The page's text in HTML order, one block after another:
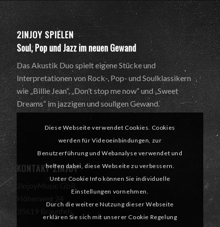
2INJOY SPIELEN
Soul, Pop und Jazz im neuen Gewand
Das Akustik Duo spielt eigene Stücke und
Interpretationen von Rock-, Pop- und Soulklassikern
wie „Billie Jean“, „Don’t stop me now“ und „Sweet
Dreams“ im jazzigen und souligen Gewand.
KONTAKT 2INJOY
2injoyMusic GbR
35619 Braunfels
Diese Webseite verwendet Cookies. Cookies
werden für Videoeinbindungen, zur
Benutzerführung und Webanalyse verwendet und
helfen dabei, diese Webseite zu verbessern.
Unter Cookie Info können Sie individuelle
Einstellungen vornehmen.
Durch die weitere Nutzung dieser Webseite
erklären Sie sich mit unserer Cookie Regelung